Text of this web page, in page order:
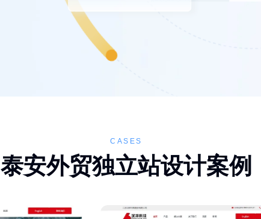
CASES
泰安外贸独立站设计案例